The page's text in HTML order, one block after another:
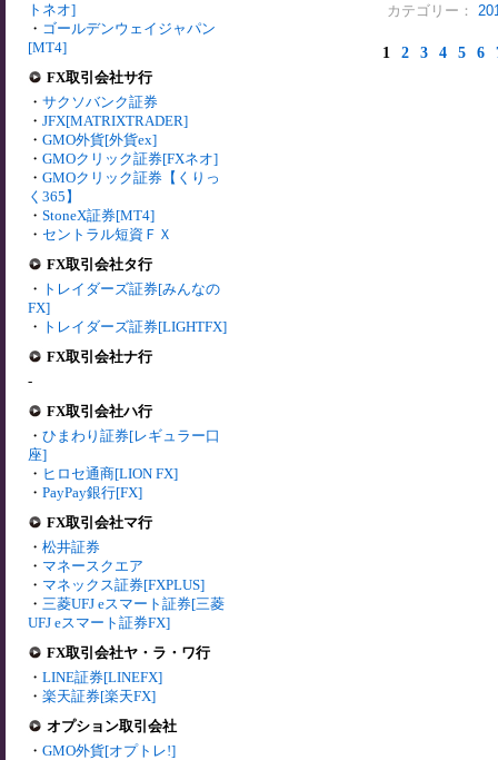
トネオ]
・ ゴールデンウェイジャパン
[MT4]
FX取引会社サ行
・ サクソバンク証券
・ JFX[MATRIXTRADER]
・ GMO外貨[外貨ex]
・ GMOクリック証券[FXネオ]
・ GMOクリック証券【くりっ
く365】
・ StoneX証券[MT4]
・ セントラル短資ＦＸ
FX取引会社タ行
・ トレイダーズ証券[みんなの
FX]
・ トレイダーズ証券[LIGHTFX]
FX取引会社ナ行
-
FX取引会社ハ行
・ ひまわり証券[レギュラー口
座]
・ ヒロセ通商[LION FX]
・ PayPay銀行[FX]
FX取引会社マ行
・ 松井証券
・ マネースクエア
・ マネックス証券[FXPLUS]
・ 三菱UFJ eスマート証券[三菱
UFJ eスマート証券FX]
FX取引会社ヤ・ラ・ワ行
・ LINE証券[LINEFX]
・ 楽天証券[楽天FX]
オプション取引会社
・ GMO外貨[オプトレ!]
カテゴリー：
1 2 3 4 5 6